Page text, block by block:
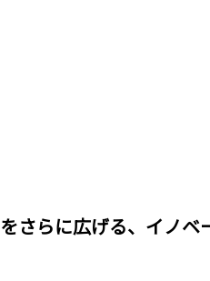
さらに広げる、イノベ